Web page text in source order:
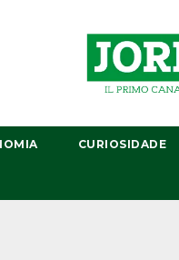
CURIOSIDADE